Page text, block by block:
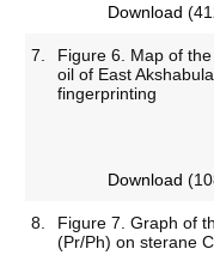
Download
7.
Figure 6. Map of
oil of East
fingerprinting
Download
8.
Figure 7. Graph of
(Pr/Ph) on sterane